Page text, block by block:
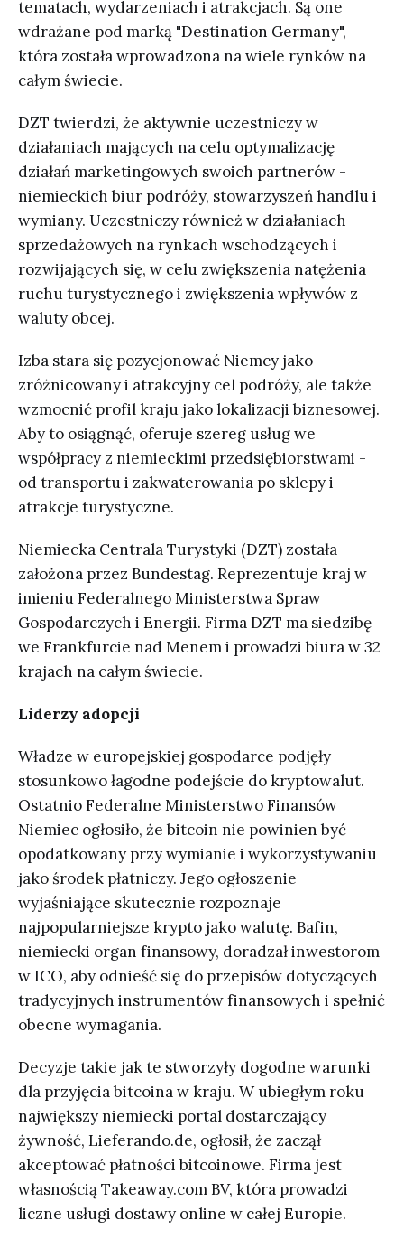
tematach, wydarzeniach i atrakcjach. Są one
wdrażane pod marką "Destination Germany",
która została wprowadzona na wiele rynków na
całym świecie.
DZT twierdzi, że aktywnie uczestniczy w
działaniach mających na celu optymalizację
działań marketingowych swoich partnerów -
niemieckich biur podróży, stowarzyszeń handlu i
wymiany. Uczestniczy również w działaniach
sprzedażowych na rynkach wschodzących i
rozwijających się, w celu zwiększenia natężenia
ruchu turystycznego i zwiększenia wpływów z
waluty obcej.
Izba stara się pozycjonować Niemcy jako
zróżnicowany i atrakcyjny cel podróży, ale także
wzmocnić profil kraju jako lokalizacji biznesowej.
Aby to osiągnąć, oferuje szereg usług we
współpracy z niemieckimi przedsiębiorstwami -
od transportu i zakwaterowania po sklepy i
atrakcje turystyczne.
Niemiecka Centrala Turystyki (DZT) została
założona przez Bundestag. Reprezentuje kraj w
imieniu Federalnego Ministerstwa Spraw
Gospodarczych i Energii. Firma DZT ma siedzibę
we Frankfurcie nad Menem i prowadzi biura w 32
krajach na całym świecie.
Liderzy adopcji
Władze w europejskiej gospodarce podjęły
stosunkowo łagodne podejście do kryptowalut.
Ostatnio Federalne Ministerstwo Finansów
Niemiec ogłosiło, że bitcoin nie powinien być
opodatkowany przy wymianie i wykorzystywaniu
jako środek płatniczy. Jego ogłoszenie
wyjaśniające skutecznie rozpoznaje
najpopularniejsze krypto jako walutę. Bafin,
niemiecki organ finansowy, doradzał inwestorom
w ICO, aby odnieść się do przepisów dotyczących
tradycyjnych instrumentów finansowych i spełnić
obecne wymagania.
Decyzje takie jak te stworzyły dogodne warunki
dla przyjęcia bitcoina w kraju. W ubiegłym roku
największy niemiecki portal dostarczający
żywność, Lieferando.de, ogłosił, że zaczął
akceptować płatności bitcoinowe. Firma jest
własnością Takeaway.com BV, która prowadzi
liczne usługi dostawy online w całej Europie.